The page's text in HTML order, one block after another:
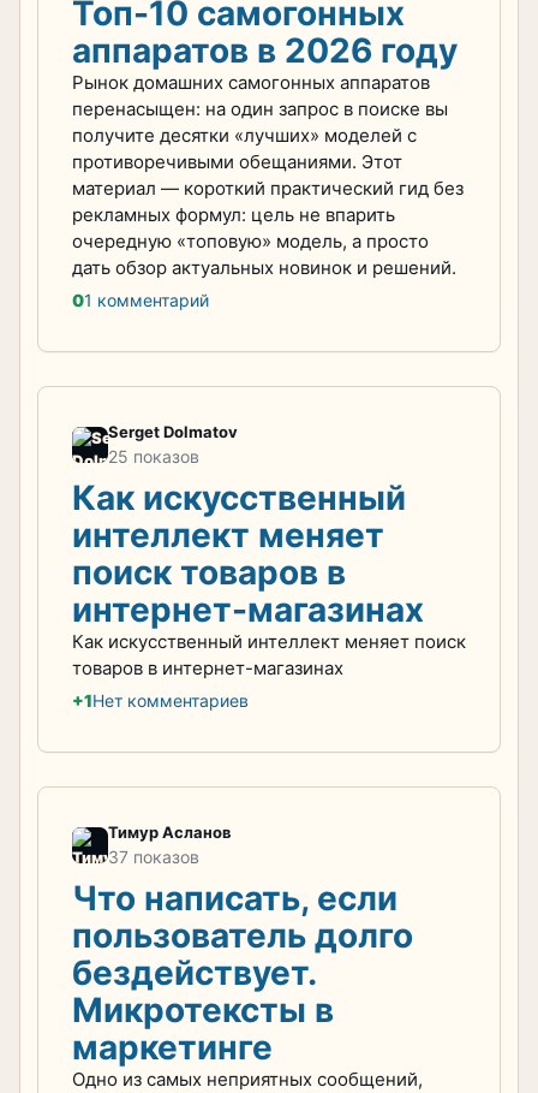
Топ-10 самогонных
аппаратов в 2026 году
Рынок домашних самогонных аппаратов
перенасыщен: на один запрос в поиске вы
получите десятки «лучших» моделей с
противоречивыми обещаниями. Этот
материал — короткий практический гид без
рекламных формул: цель не впарить
очередную «топовую» модель, а просто
дать обзор актуальных новинок и решений.
01 комментарий
Serget Dolmatov
25 показов
Как искусственный
интеллект меняет
поиск товаров в
интернет-магазинах
Как искусственный интеллект меняет поиск
товаров в интернет-магазинах
+1Нет комментариев
Тимур Асланов
37 показов
Что написать, если
пользователь долго
бездействует.
Микротексты в
маркетинге
Одно из самых неприятных сообщений,